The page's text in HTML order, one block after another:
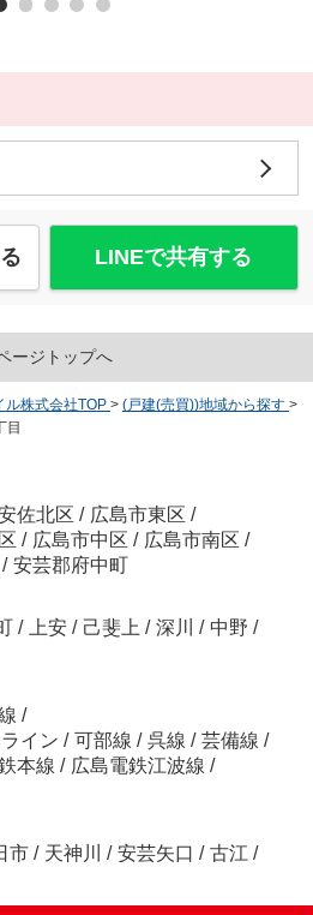
LINEで共有する
ージトップへ
ル株式会社TOP > (戸建(売買))地域から探す >
目
佐北区 / 広島市東区 /
/ 広島市中区 / 広島市南区 /
/ 安芸郡府中町
/ 上安 / 己斐上 / 深川 / 中野 /
/
イン / 可部線 / 呉線 / 芸備線 /
本線 / 広島電鉄江波線 /
市 / 天神川 / 安芸矢口 / 古江 /